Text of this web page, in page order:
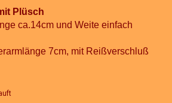
Plüsch
ca.14cm und Weite einfach
7cm, mit Reißverschluß